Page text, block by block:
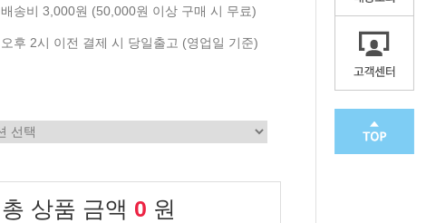
배송비 3,000원 (50,000원 이상 구매 시 무료)
오후 2시 이전 결제 시 당일출고 (영업일 기준)
총 상품 금액 0 원